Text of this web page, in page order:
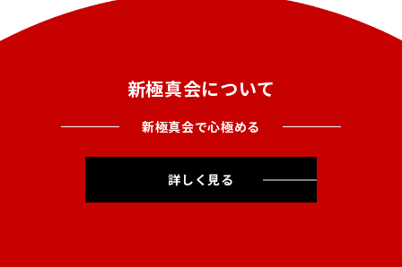
新極真会について
新極真会で心極める
詳しく見る